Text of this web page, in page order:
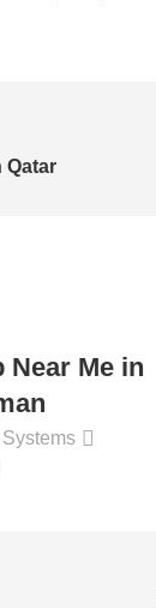
Qatar
Near Me in